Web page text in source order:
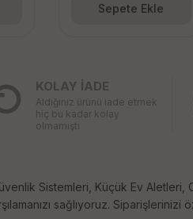
Sepete Ekle
KOLAY İADE
Aldığınız ürünü iade etmek
hiç bu kadar kolay
olmamıştı
Sistemleri, Küçük Ev
sağlıyoruz. Siparişlerinizi